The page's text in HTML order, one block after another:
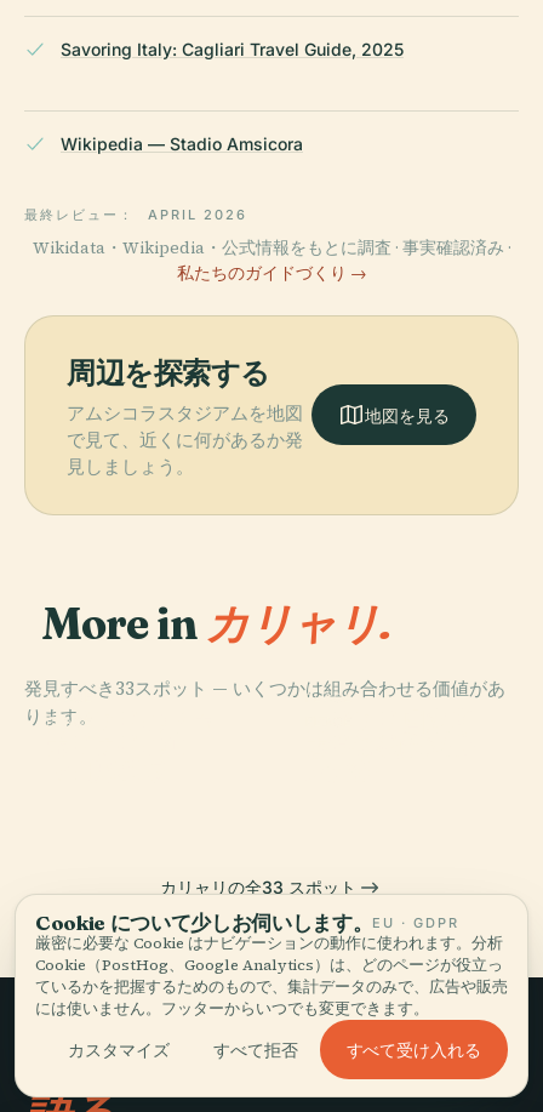
Savoring Italy: Cagliari Travel Guide, 2025
Wikipedia — Stadio Amsicora
最終レビュー： APRIL 2026
Wikidata・Wikipedia・公式情報をもとに調査 · 事実確認済み ·
私たちのガイドづくり →
周辺を探索する
アムシコラスタジアムを地図
で見て、近くに何があるか発
見しましょう。
地図を見る
More in カリャリ.
発見すべき33スポット — いくつかは組み合わせる価値があ
ります。
PLACE
カリアリのドゥ
PLACE
PLACE
カリャリの全33 スポット
ゆっくり旅して、
Cookie について少しお伺いします。 EU · GDPR
厳密に必要な Cookie はナビゲーションの動作に使われます。分析
Cookie（PostHog、Google Analytics）は、どのページが役立っ
ているかを把握するためのもので、集計データのみで、広告や販売
には使いません。フッターからいつでも変更できます。
カスタマイズ すべて拒否 すべて受け入れる